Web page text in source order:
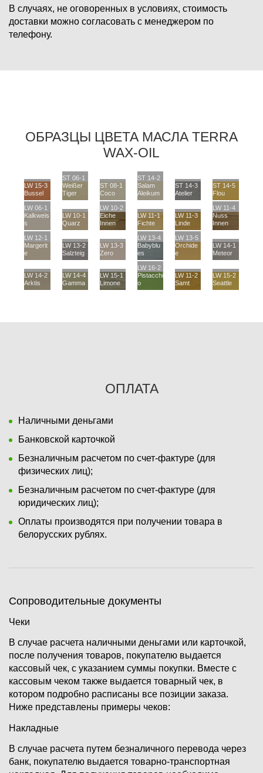
В случаях, не оговоренных в условиях, стоимость
доставки можно согласовать с менеджером по
телефону.
ОБРАЗЦЫ ЦВЕТА МАСЛА TERRA
WAX-OIL
LW 15-3
Bussel
ST 06-1
Weißer
Tiger
ST 08-1
Coco
ST 14-2
Salam
Aleikum
ST 14-3
Atelier
ST 14-5
Flou
LW 06-1
Kalkweis
s
LW 10-1
Quarz
LW 10-2
Eiche
Innen
LW 11-1
Fichte
LW 11-3
Linde
LW 11-4
Nuss
Innen
LW 12-1
Margerit
e
LW 13-2
Salzteig
LW 13-3
Zero
LW 13-4
Babyblu
es
LW 13-5
Orchide
e
LW 14-1
Meteor
LW 14-2
Arktis
LW 14-4
Gamma
LW 15-1
Limone
LW 16-2
Pistacchi
o
LW 11-2
Samt
LW 15-2
Seattle
ОПЛАТА
Наличными деньгами
Банковской карточкой
Безналичным расчетом по счет-фактуре (для
физических лиц);
Безналичным расчетом по счет-фактуре (для
юридических лиц);
Оплаты производятся при получении товара в
белорусских рублях.
Сопроводительные документы
Чеки
В случае расчета наличными деньгами или карточкой,
после получения товаров, покупателю выдается
кассовый чек, с указанием суммы покупки. Вместе с
кассовым чеком также выдается товарный чек, в
котором подробно расписаны все позиции заказа.
Ниже представлены примеры чеков:
Накладные
В случае расчета путем безналичного перевода через
банк, покупателю выдается товарно-транспортная